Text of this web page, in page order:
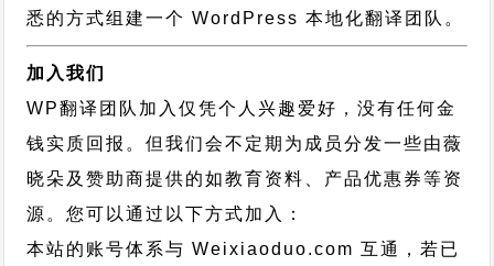
悉的方式组建一个 WordPress 本地化翻译团队。
加入我们
WP翻译团队加入仅凭个人兴趣爱好，没有任何金
钱实质回报。但我们会不定期为成员分发一些由薇
晓朵及赞助商提供的如教育资料、产品优惠券等资
源。您可以通过以下方式加入：
本站的账号体系与Weixiaoduo.com 互通，若已